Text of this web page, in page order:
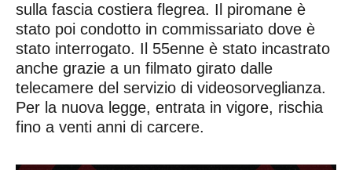
sulla fascia costiera flegrea. Il piromane è
stato poi condotto in commissariato dove è
stato interrogato. Il 55enne è stato incastrato
anche grazie a un filmato girato dalle
telecamere del servizio di videosorveglianza.
Per la nuova legge, entrata in vigore, rischia
fino a venti anni di carcere.